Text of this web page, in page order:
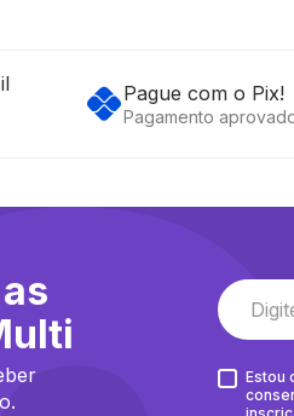
Pague com o Pix!
Pagamento
Estou